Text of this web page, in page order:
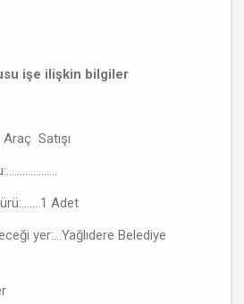
ilişkin bilgiler
Satışı
Adet
yer:...Yağlıdere Belediye